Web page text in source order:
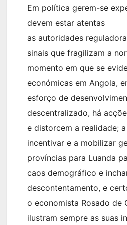
Em política gerem-se
devem estar atentas
as autoridades
sinais que fragilizam a
momento em que se
económicas em Angola,
esforço de
descentralizado, há
e distorcem a realidade;
incentivar e a mobilizar
províncias para Luanda
caos demográfico e
descontentamento, e
o economista Rosado de
ilustram sempre as suas